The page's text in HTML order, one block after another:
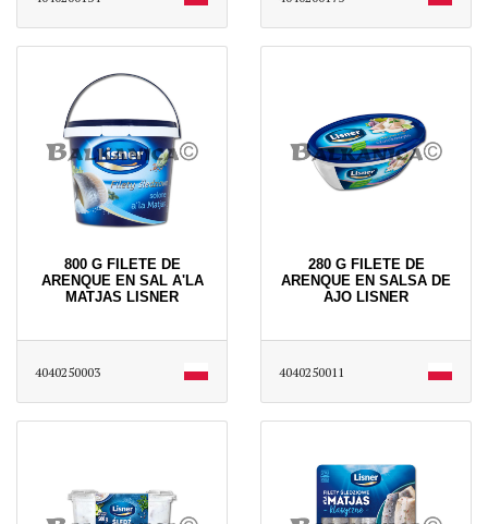
800 G FILETE DE
ARENQUE EN SAL A'LA
MATJAS LISNER
4040250003
280 G FILETE DE
ARENQUE EN SALSA DE
AJO LISNER
4040250011